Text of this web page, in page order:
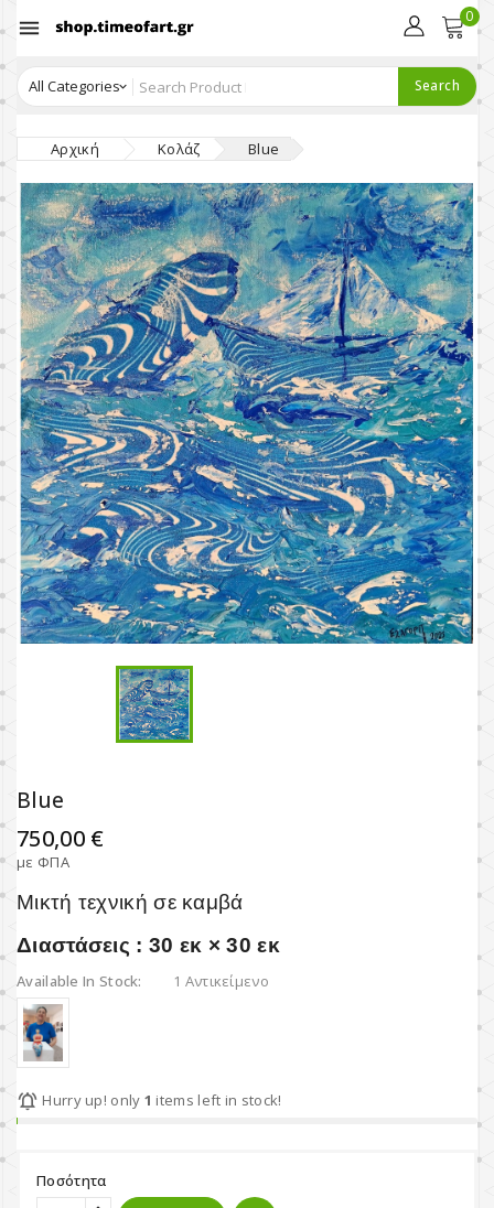
0

Search
Αρχική Κολάζ Blue
Blue
750,00 €
με ΦΠΑ
Μικτή τεχνική σε καμβά
Διαστάσεις : 30 εκ × 30 εκ
Available In Stock: 1 Αντικείμενο
 Hurry up! only 1 items left in stock!
Ποσότητα